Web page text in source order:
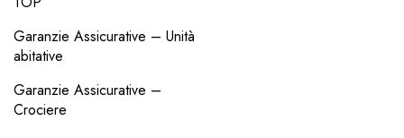
Garanzie Assicurative – Unità
abitative
Garanzie Assicurative –
Crociere